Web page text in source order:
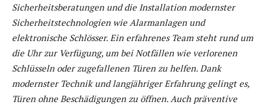
Sicherheitsberatungen und die Installation modernster
Sicherheitstechnologien wie Alarmanlagen und
elektronische Schlösser. Ein erfahrenes Team steht rund um
die Uhr zur Verfügung, um bei Notfällen wie verlorenen
Schlüsseln oder zugefallenen Türen zu helfen. Dank
modernster Technik und langjähriger Erfahrung gelingt es,
Türen ohne Beschädigungen zu öffnen. Auch präventive